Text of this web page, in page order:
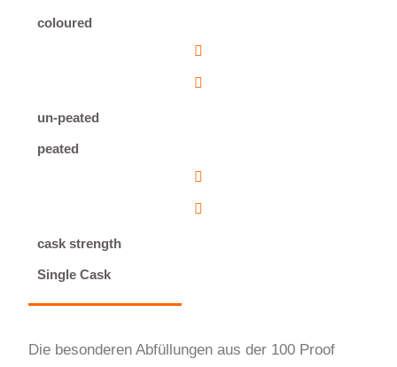
coloured
un-peated
peated
cask strength
Single Cask
Die besonderen Abfüllungen aus der 100 Proof